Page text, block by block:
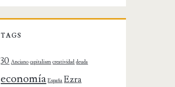
TAGS
30 Anciano capitalism creatividad deuda
economía España Ezra